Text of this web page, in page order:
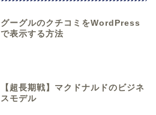
グーグルのクチコミをWordPress
で表示する方法
【超長期戦】マクドナルドのビジネ
スモデル